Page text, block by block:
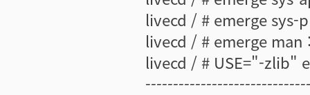
livecd / # emerge sys-
livecd / # emerge man
livecd / # USE="-zlib"